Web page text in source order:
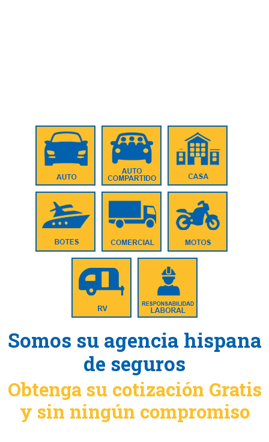
Somos su agencia hispana
de seguros
Obtenga su cotización Gratis
y sin ningún compromiso